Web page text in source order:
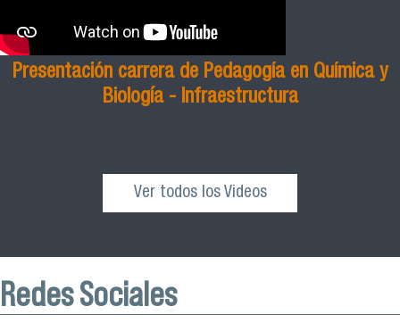
Presentación carrera de Pedagogía en Química y
Biología - Infraestructura
Ver todos los Videos
Redes Sociales